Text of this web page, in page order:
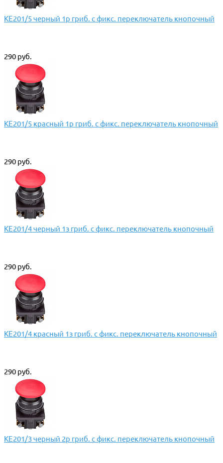
КЕ201/5 черный 1р гриб. с фикс. переключатель кнопочный
290 руб.
КЕ201/5 красный 1р гриб. с фикс. переключатель кнопочный
290 руб.
КЕ201/4 черный 1з гриб. с фикс. переключатель кнопочный
290 руб.
КЕ201/4 красный 1з гриб. с фикс. переключатель кнопочный
290 руб.
КЕ201/3 черный 2р гриб. с фикс. переключатель кнопочный